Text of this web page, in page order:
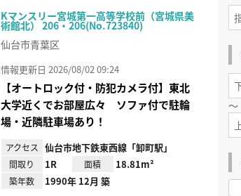
Kマンスリー宮城第一高等学校前（宮城県美
術館北） 206・206(No.723840)
仙台市青葉区
情報更新日 2026/08/02 09:24
【オートロック付・防犯カメラ付】東北
大学近くでお部屋広々 ソファ付で駐輪
場・近隣駐車場あり！
アクセス 仙台市地下鉄東西線「卸町駅」
間取り 1R 面積 18.81m²
築年数 1990年 12月 築
～